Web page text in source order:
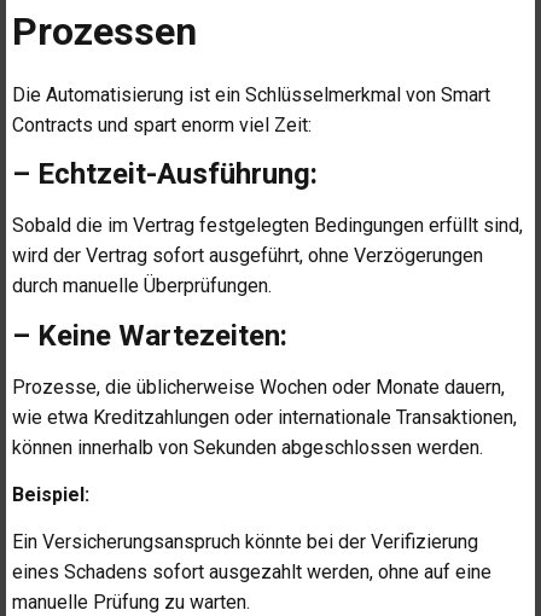
Prozessen
Die Automatisierung ist ein Schlüsselmerkmal von Smart
Contracts und spart enorm viel Zeit:
– Echtzeit-Ausführung:
Sobald die im Vertrag festgelegten Bedingungen erfüllt sind,
wird der Vertrag sofort ausgeführt, ohne Verzögerungen
durch manuelle Überprüfungen.
– Keine Wartezeiten:
Prozesse, die üblicherweise Wochen oder Monate dauern,
wie etwa Kreditzahlungen oder internationale Transaktionen,
können innerhalb von Sekunden abgeschlossen werden.
Beispiel:
Ein Versicherungsanspruch könnte bei der Verifizierung
eines Schadens sofort ausgezahlt werden, ohne auf eine
manuelle Prüfung zu warten.